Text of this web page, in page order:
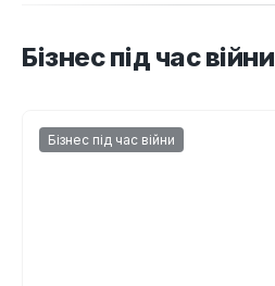
Бізнес під час війни
Бізнес під час війни